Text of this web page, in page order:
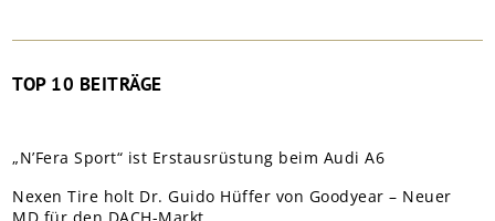
TOP 10 BEITRÄGE
„N’Fera Sport“ ist Erstausrüstung beim Audi A6
Nexen Tire holt Dr. Guido Hüffer von Goodyear – Neuer
MD für den DACH-Markt